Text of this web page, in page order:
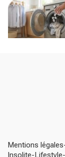
Mentions légales
Insolite Lifestyle